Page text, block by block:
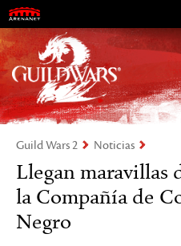
Visions of
Guild Wars 2 Noticias
Llegan maravillas
la Compañía de
Negro